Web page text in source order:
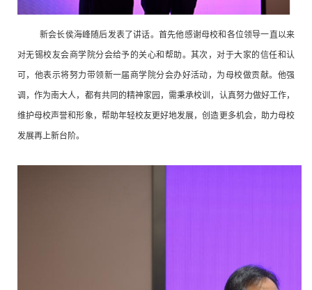
新会长侯海峰随后发表了讲话。首先他感谢母校和各位领导一直 以来
对无锡校友会商学院分会给予的关心和帮助。其次，对于大家的信任和认
可， 他表示将努力带领新一届商学院分会办好活动，为母校做贡献。 他强
调，作为南大人，都有共同的精神家园，需秉承校训，认真努力做好工作，
维护母校声誉和形象，帮助年轻校友更好地发展，创造更多机会，助力母校
发展再上新台阶。